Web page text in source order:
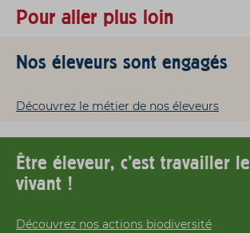
Pour aller plus loin
Nos éleveurs sont engagés
Découvrez le métier de nos éleveurs
Être éleveur, c'est travailler le
vivant !
Découvrez nos actions biodiversité